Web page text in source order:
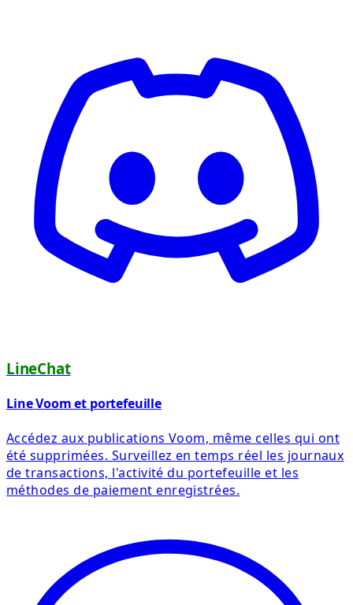
LineChat
Line Voom et portefeuille
Accédez aux publications Voom, même celles qui ont
été supprimées. Surveillez en temps réel les journaux
de transactions, l'activité du portefeuille et les
méthodes de paiement enregistrées.